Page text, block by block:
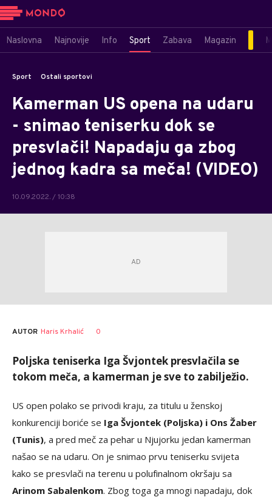
Naslovna Najnovije Info Sport Zabava Magazin
Sport Ostali sportovi
Kamerman US opena na udaru
- snimao teniserku dok se
presvlači! Napadaju ga zbog
jednog kadra sa meča! (VIDEO)
10.09.2022. / 10:38
AUTOR Haris Krhalić 0
Poljska teniserka Iga Švjontek presvlačila se
tokom meča, a kamerman je sve to zabilježio.
US open polako se privodi kraju, za titulu u ženskoj
konkurenciji boriće se Iga Švjontek (Poljska) i Ons Žaber
(Tunis), a pred meč za pehar u Njujorku jedan kamerman
našao se na udaru. On je snimao prvu teniserku svijeta
kako se presvlači na terenu u polufinalnom okršaju sa
Arinom Sabalenkom. Zbog toga ga mnogi napadaju, dok